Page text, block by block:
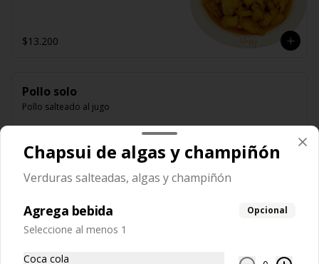
$13.200
Pollo solo
Pollo salteado al jugo
Pollo solo y algas
Pollo salteado con algas
Chapsui de algas y champiñón
Verduras salteadas, algas y champiñón
Agrega bebida Opcional
Seleccione al menos 1
Coca cola